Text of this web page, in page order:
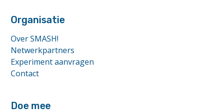
Organisatie
Over SMASH!
Netwerkpartners
Experiment aanvragen
Contact
Doe mee